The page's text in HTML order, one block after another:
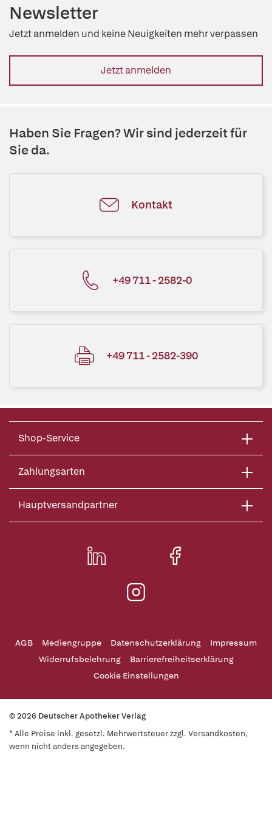
Newsletter
Jetzt anmelden und keine Neuigkeiten mehr verpassen
Jetzt anmelden
Haben Sie Fragen? Wir sind jederzeit für
Sie da.
Kontakt
+49 711 - 2582-0
+49 711 - 2582-390
Shop-Service
Zahlungsarten
Hauptversandpartner
AGB Mediengruppe Datenschutzerklärung
Impressum
Widerrufsbelehrung
Barrierefreiheitserklärung
Cookie Einstellungen
© 2026 Deutscher Apotheker Verlag
* Alle Preise inkl. gesetzl. Mehrwertsteuer zzgl. Versandkosten,
wenn nicht anders angegeben.